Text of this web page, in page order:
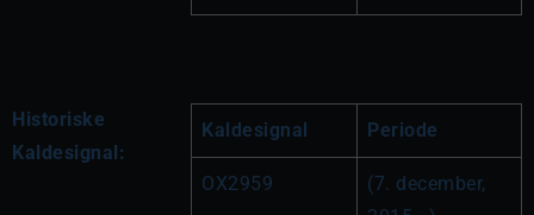
Historiske
Kaldesignal:
Kaldesignal Periode
OX2959
(7. december,